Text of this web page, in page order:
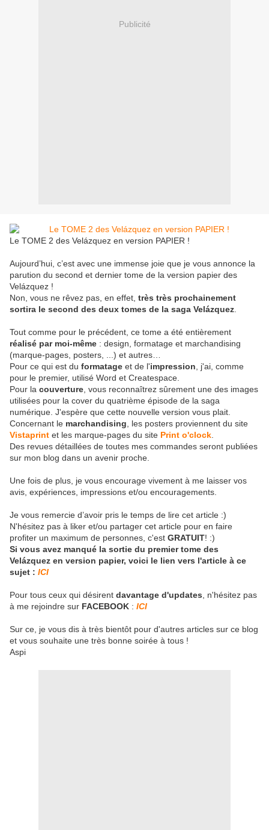
Publicité
Le TOME 2 des Velázquez en version PAPIER !
Aujourd’hui, c’est avec une immense joie que je vous annonce la
parution du second et dernier tome de la version papier des
Velázquez !
Non, vous ne rêvez pas, en effet, très très prochainement
sortira le second des deux tomes de la saga Velázquez
Tout comme pour le précédent, ce tome a été entièrement
réalisé par moi-même : design, formatage et marchandising
(marque-pages, posters, ...) et autres…
Pour ce qui est du formatage et de l'impression , j'ai, comme
pour le premier, utilisé Word et Createspace.
Pour la couverture , vous reconnaîtrez sûrement une des images
utilisées pour la cover du quatrième épisode de la saga
numérique. J'espère que cette nouvelle version vous plait.
Concernant le marchandising , les posters proviennent du site
Vistaprint et les marque-pages du site Print o'clock
Des revues détaillées de toutes mes commandes seront publiées
sur mon blog dans un avenir proche.
Une fois de plus, je vous encourage vivement à me laisser vos
avis, expériences, impressions et/ou encouragements.
Je vous remercie d’avoir pris le temps de lire cet article :)
N'hésitez pas à liker et/ou partager cet article pour en faire
profiter un maximum de personnes, c'est GRATUIT! :)
Si vous avez manqué la sortie du premier tome des
Velázquez en version papier, voici le lien vers l'article à ce
sujet : ICI
Pour tous ceux qui désirent davantage d'updates , n'hésitez pas
à me rejoindre sur FACEBOOK : ICI
Sur ce, je vous dis à très bientôt pour d'autres articles sur ce blog
et vous souhaite une très bonne soirée à tous !
Aspi